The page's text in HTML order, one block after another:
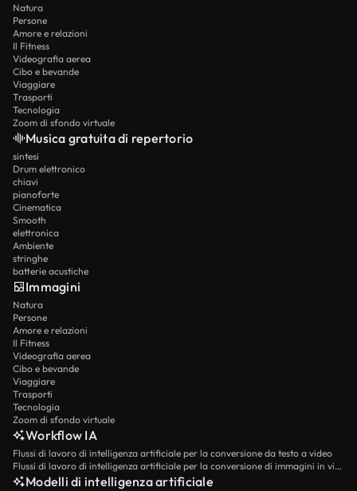
Natura
Persone
Amore e relazioni
Il Fitness
Videografia aerea
Cibo e bevande
Viaggiare
Trasporti
Tecnologia
Zoom di sfondo virtuale
Musica gratuita di repertorio
sintesi
Drum elettronico
chiavi
pianoforte
Cinematica
Smooth
elettronica
Ambiente
stringhe
batterie acustiche
Immagini
Natura
Persone
Amore e relazioni
Il Fitness
Videografia aerea
Cibo e bevande
Viaggiare
Trasporti
Tecnologia
Zoom di sfondo virtuale
Workflow IA
Flussi di lavoro di intelligenza artificiale per la conversione da testo a video
Flussi di lavoro di intelligenza artificiale per la conversione di immagini in video
Modelli di intelligenza artificiale